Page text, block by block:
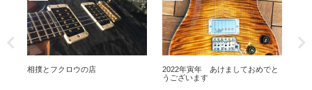
相撲とフクロウの店
2022年寅年 あけましておめでと
うございます